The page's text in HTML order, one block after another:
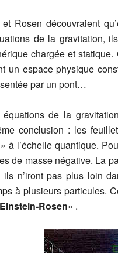
Rosen découvraient
de la gravitation,
chargée et
un espace physique
par un pont…
de la
conclusion : les
à l’échelle quantique.
de masse négative. La
ils n’iront pas plus loin
à plusieurs particules.
Rosen« .